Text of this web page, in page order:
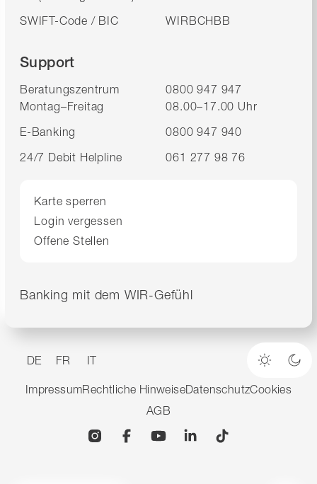
SWIFT-Code / BIC
WIRBCHBB
Support
Beratungszentrum
0800 947 947
Montag–Freitag
08.00–17.00 Uhr
E-Banking
0800 947 940
24/7 Debit Helpline
061 277 98 76
Karte sperren
Login vergessen
Offene Stellen
Banking mit dem WIR-Gefühl
DE FR IT
Heller
ImpressumRechtliche HinweiseDatenschutzCookies
AGB
InstagramFacebookYouTubeLinkedin